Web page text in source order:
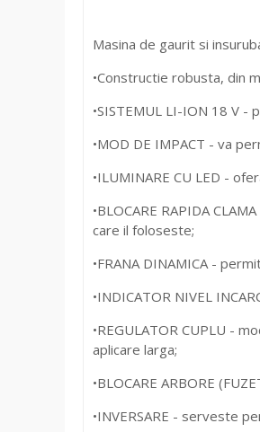
Masina de gaurit si
•Constructie robusta, din
•SISTEMUL LI-ION 18 V
•MOD DE IMPACT - va
•ILUMINARE CU LED -
•BLOCARE RAPIDA
care il foloseste;
•FRANA DINAMICA -
•INDICATOR NIVEL
•REGULATOR CUPLU -
aplicare larga;
•BLOCARE ARBORE
•INVERSARE - serveste